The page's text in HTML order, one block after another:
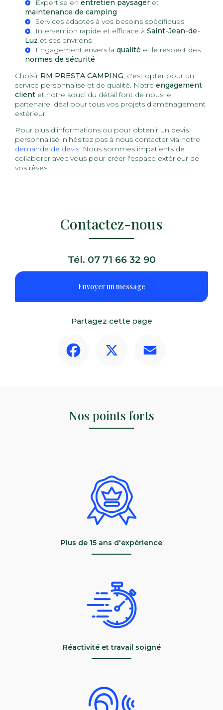
Expertise en entretien paysager et
maintenance de camping
Services adaptés à vos besoins spécifiques
Intervention rapide et efficace à Saint-Jean-de-
Luz et ses environs
Engagement envers la qualité et le respect des
normes de sécurité
Choisir RM PRESTA CAMPING, c'est opter pour un
service personnalisé et de qualité. Notre engagement
client et notre souci du détail font de nous le
partenaire idéal pour tous vos projets d'aménagement
extérieur.
Pour plus d'informations ou pour obtenir un devis
personnalisé, n'hésitez pas à nous contacter via notre
demande de devis. Nous sommes impatients de
collaborer avec vous pour créer l'espace extérieur de
vos rêves.
Contactez-nous
Tél. 07 71 66 32 90
Envoyer un message
Partagez cette page
Nos points forts
Plus de 15 ans d'expérience
Réactivité et travail soigné